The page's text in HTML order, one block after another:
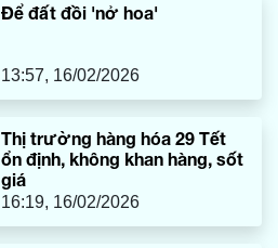
Để đất đồi 'nở hoa'
13:57, 16/02/2026
Thị trường hàng hóa 29 Tết
ổn định, không khan hàng, sốt
giá
16:19, 16/02/2026